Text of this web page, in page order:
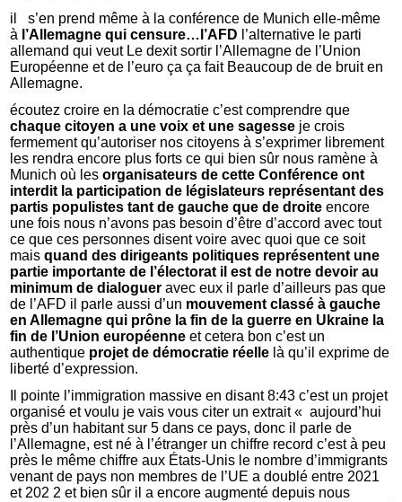
il s’en prend même à la conférence de Munich elle-même
à l’Allemagne qui censure…l’AFD l’alternative le parti
allemand qui veut Le dexit sortir l’Allemagne de l’Union
Européenne et de l’euro ça ça fait Beaucoup de de bruit en
Allemagne.
écoutez croire en la démocratie c’est comprendre que
chaque citoyen a une voix et une sagesse je crois
fermement qu’autoriser nos citoyens à s’exprimer librement
les rendra encore plus forts ce qui bien sûr nous ramène à
Munich où lesorganisateurs de cette Conférence ont
interdit la participation de législateurs représentant des
partis populistes tant de gauche que de droite encore
une fois nous n’avons pas besoin d’être d’accord avec tout
ce que ces personnes disent voire avec quoi que ce soit
maisquand des dirigeants politiques représentent une
partie importante de l’électorat il est de notre devoir au
minimum de dialogueravec eux il parle d’ailleurs pas que
de l’AFD il parle aussi d’un mouvement classé à gauche
en Allemagne qui prône la fin de la guerre en Ukraine la
fin de l’Union européenne et cetera bon c’est un
authentique projet de démocratie réelle là qu’il exprime de
liberté d’expression.
Il pointe l’immigration massive en disant 8:43 c’est un projet
organisé et voulu je vais vous citer un extrait « aujourd’hui
près d’un habitant sur 5 dans ce pays, donc il parle de
l’Allemagne, est né à l’étranger un chiffre record c’est à peu
près le même chiffre aux États-Unis le nombre d’immigrants
venant de pays non membres de l’UE a doublé entre 2021
et 202 2 et bien sûr il a encore augmenté depuis nous